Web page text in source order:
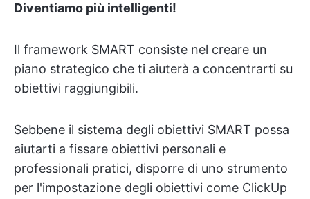
Diventiamo più intelligenti!
Il framework SMART consiste nel creare un
piano strategico che ti aiuterà a concentrarti su
obiettivi raggiungibili.
Sebbene il sistema degli obiettivi SMART possa
aiutarti a fissare obiettivi personali e
professionali pratici, disporre di uno strumento
per l'impostazione degli obiettivi come ClickUp